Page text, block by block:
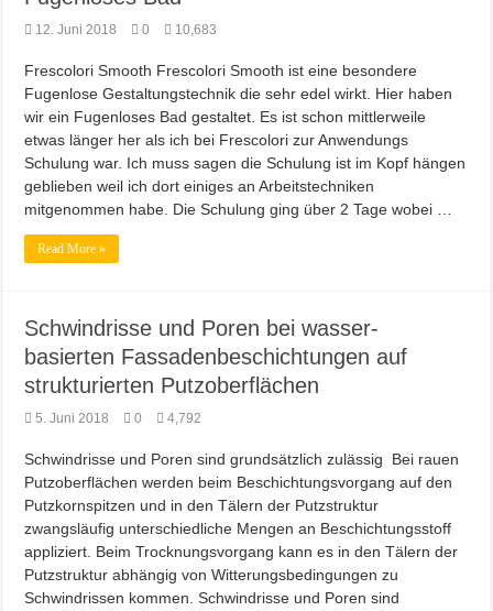
12. Juni 2018 0 10,683
Frescolori Smooth Frescolori Smooth ist eine besondere
Fugenlose Gestaltungstechnik die sehr edel wirkt. Hier haben
wir ein Fugenloses Bad gestaltet. Es ist schon mittlerweile
etwas länger her als ich bei Frescolori zur Anwendungs
Schulung war. Ich muss sagen die Schulung ist im Kopf hängen
geblieben weil ich dort einiges an Arbeitstechniken
mitgenommen habe. Die Schulung ging über 2 Tage wobei …
Read More »
Schwindrisse und Poren bei wasser-
basierten Fassadenbeschichtungen auf
strukturierten Putzoberflächen
5. Juni 2018 0 4,792
Schwindrisse und Poren sind grundsätzlich zulässig Bei rauen
Putzoberflächen werden beim Beschichtungsvorgang auf den
Putzkornspitzen und in den Tälern der Putzstruktur
zwangsläufig unterschiedliche Mengen an Beschichtungsstoff
appliziert. Beim Trocknungsvorgang kann es in den Tälern der
Putzstruktur abhängig von Witterungsbedingungen zu
Schwindrissen kommen. Schwindrisse und Poren sind